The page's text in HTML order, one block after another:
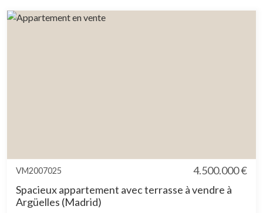
VM2007025
4.500.000 €
Spacieux appartement avec terrasse à vendre à
Argüelles (Madrid)